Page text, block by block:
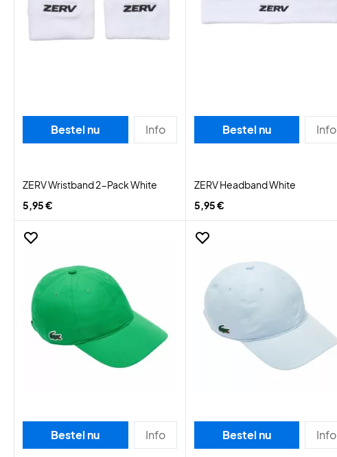
Bestel nu Info
ZERV Wristband 2-Pack White
5,95 €
Bestel nu Info
ZERV Headband White
5,95 €
Bestel nu Info Bestel nu Info